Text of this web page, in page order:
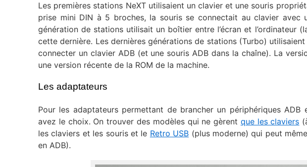
Les premières stations NeXT utilisaient un clavier et une souris
prise mini DIN à 5 broches, la souris se connectait au clavier avec
génération de stations utilisait un boîtier entre l’écran et l’ordinateur
cette dernière. Les dernières générations de stations (Turbo)
connecter un clavier ADB (et une souris ADB dans la chaîne). La
une version récente de la ROM de la machine.
Les adaptateurs
Pour les adaptateurs permettant de brancher un périphériques ADB
avez le choix. On trouver des modèles qui ne gèrent que les claviers
les claviers et les souris et le Retro USB (plus moderne) qui peut même
en ADB).